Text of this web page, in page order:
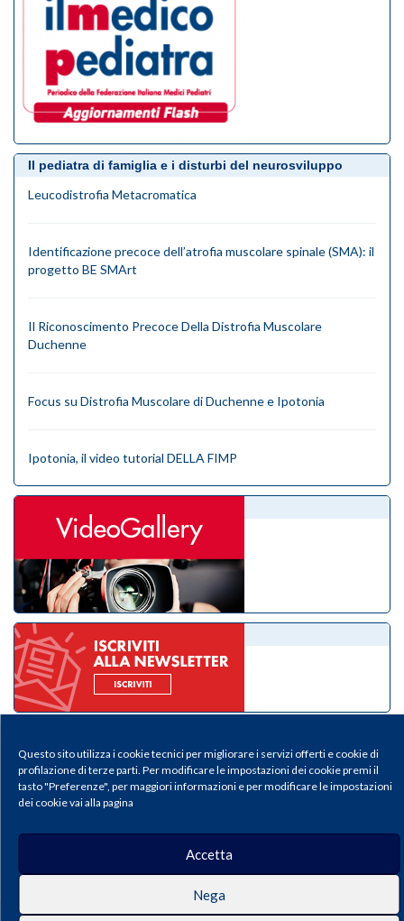
Questo sito utilizza i cookie tecnici per migliorare i servizi offerti e cookie di
profilazione di terze parti. Per modificare le impostazioni dei cookie premi il
tasto "Preferenze", per maggiori informazioni e per modificare le impostazioni
dei cookie vai alla pagina
Accetta
Nega
Il pediatra di famiglia e i disturbi del neurosviluppo
Leucodistrofia Metacromatica
Identificazione precoce dell’atrofia muscolare spinale (SMA): il
progetto BE SMArt
Il Riconoscimento Precoce Della Distrofia Muscolare
Duchenne
Focus su Distrofia Muscolare di Duchenne e Ipotonia
Ipotonia, il video tutorial DELLA FIMP
eNewsletter
Privacy & Cookie Policy
Publisher: Pacini Editore SRL, Via Gherardesca 1, 56121 Ospedaletto (Pisa),
info@pacinieditore.it| Website:
2611-5573 (Print) – ISSN 2611-5212 (Online)